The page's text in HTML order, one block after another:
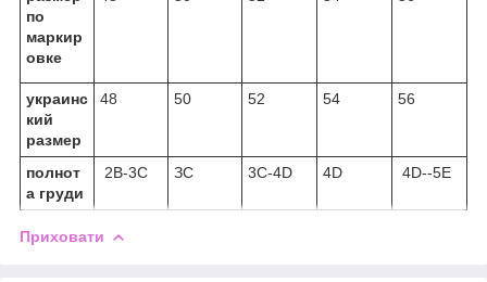
по
маркир
овке
украинс
кий
размер
48 50 52 54 56
полнот
а груди
2B-3C ЗC 3C-4D 4D 4D--5E
Приховати